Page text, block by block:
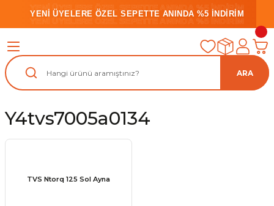
YENİ ÜYELERE ÖZEL SEPETTE ANINDA %5 İNDİRİM
YENİ ÜYELERE ÖZEL SEPETTE ANINDA %5 İNDİRİM
YENİ ÜYELERE ÖZEL SEPETTE ANINDA %5 İNDİRİM
ARA
Y4tvs7005a0134
TVS Ntorq 125 Sol Ayna